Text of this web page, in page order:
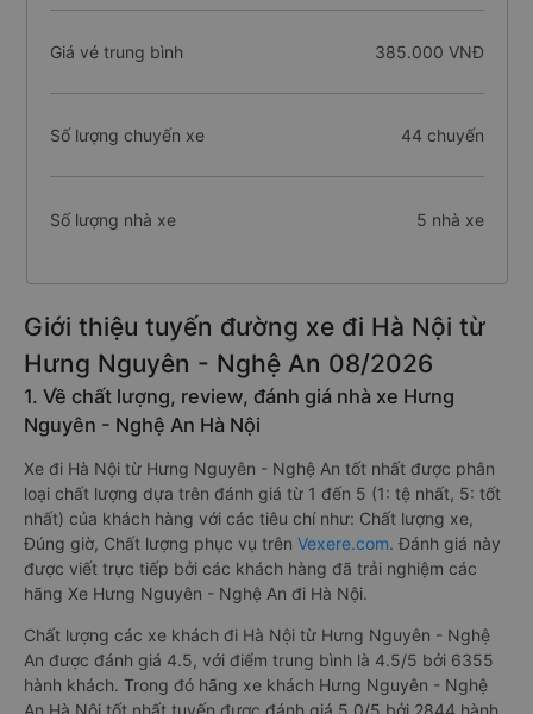
Giá vé trung bình 385.000 VNĐ
Số lượng chuyến xe 44 chuyến
Số lượng nhà xe 5 nhà xe
Giới thiệu tuyến đường xe đi Hà Nội từ
Hưng Nguyên - Nghệ An 08/2026
1. Về chất lượng, review, đánh giá nhà xe Hưng
Nguyên - Nghệ An Hà Nội
Xe đi Hà Nội từ Hưng Nguyên - Nghệ An tốt nhất được phân
loại chất lượng dựa trên đánh giá từ 1 đến 5 (1: tệ nhất, 5: tốt
nhất) của khách hàng với các tiêu chí như: Chất lượng xe,
Đúng giờ, Chất lượng phục vụ trên Vexere.com. Đánh giá này
được viết trực tiếp bởi các khách hàng đã trải nghiệm các
hãng Xe Hưng Nguyên - Nghệ An đi Hà Nội.
Chất lượng các xe khách đi Hà Nội từ Hưng Nguyên - Nghệ
An được đánh giá 4.5, với điểm trung bình là 4.5/5 bởi 6355
hành khách. Trong đó hãng xe khách Hưng Nguyên - Nghệ
An Hà Nội tốt nhất tuyến được đánh giá 5.0/5 bởi 2844 hành